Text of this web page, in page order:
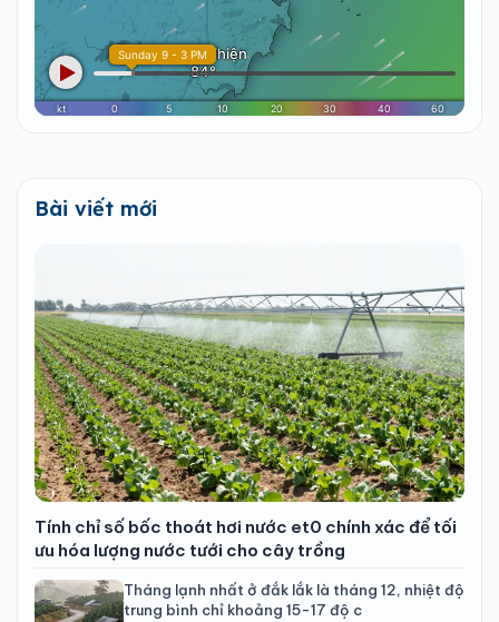
Bài viết mới
Tính chỉ số bốc thoát hơi nước et0 chính xác để tối
ưu hóa lượng nước tưới cho cây trồng
Tháng lạnh nhất ở đắk lắk là tháng 12, nhiệt độ
trung bình chỉ khoảng 15-17 độ c